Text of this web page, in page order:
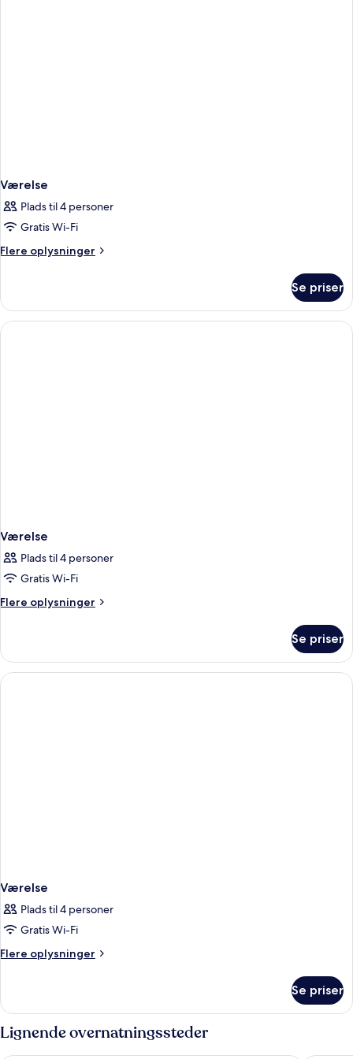
Værelse
Plads til 4 personer
Gratis Wi-Fi
Flere oplysninger
Flere
Se priser
Værelse
Plads til 4 personer
Gratis Wi-Fi
Flere oplysninger
Flere
Se priser
Værelse
Plads til 4 personer
Gratis Wi-Fi
Flere oplysninger
Flere
Se priser
Lignende overnatningssteder